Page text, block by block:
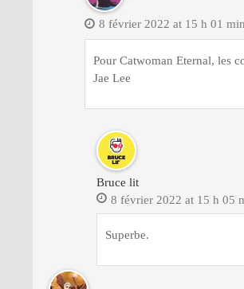
8 février 2022 at 15 h 01 min
Pour Catwoman Eternal, les
Jae Lee
Bruce lit
8 février 2022 at 15 h 05
Superbe.